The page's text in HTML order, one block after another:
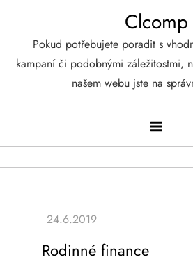
Clcomp
Pokud potřebujete poradit s
kampaní či podobnými záležitostmi,
našem webu jste na
Rodinné finance